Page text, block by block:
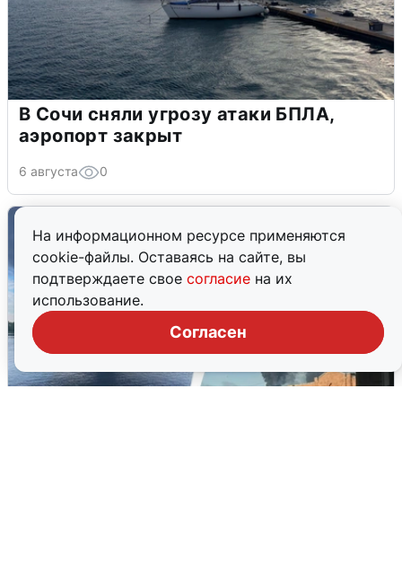
На информационном ресурсе применяются
cookie-файлы. Оставаясь на сайте, вы
подтверждаете свое согласие на их
использование.
Согласен
В Сочи сняли угрозу атаки БПЛА,
аэропорт закрыт
6 августа 0